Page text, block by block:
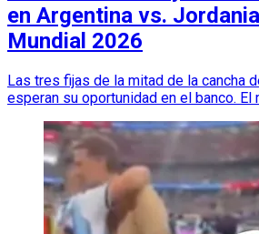
en Argentina vs.
Mundial 2026
Las tres fijas de la mitad de la cancha
esperan su oportunidad en el banco. El